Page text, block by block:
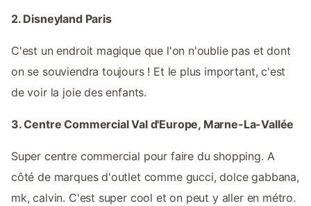
2. Disneyland Paris
C'est un endroit magique que l'on n'oublie pas et dont
on se souviendra toujours ! Et le plus important, c'est
de voir la joie des enfants.
3. Centre Commercial Val d'Europe, Marne-La-Vallée
Super centre commercial pour faire du shopping. A
côté de marques d'outlet comme gucci, dolce gabbana,
mk, calvin. C'est super cool et on peut y aller en métro.